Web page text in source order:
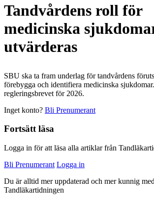
Tandvårdens roll för
medicinska
utvärderas
SBU ska ta fram underlag för tandvårdens
förebygga och identifiera medicinska
regleringsbrevet för 2026.
Inget konto? Bli Prenumerant
Fortsätt läsa
Logga in för att läsa alla artiklar från
Bli Prenumerant Logga in
Du är alltid mer uppdaterad och mer kunnig med
Tandläkartidningen